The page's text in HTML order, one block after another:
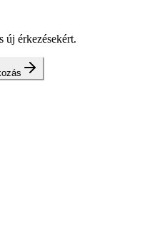
új érkezésekért.